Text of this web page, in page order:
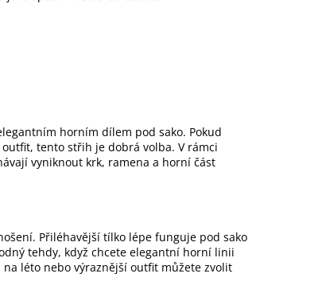
horním dílem pod sako. Pokud
tento střih je dobrá volba. V rámci
vyniknout krk, ramena a horní část
Přiléhavější tílko lépe funguje pod sako
tehdy, když chcete elegantní horní linii
léto nebo výraznější outfit můžete zvolit